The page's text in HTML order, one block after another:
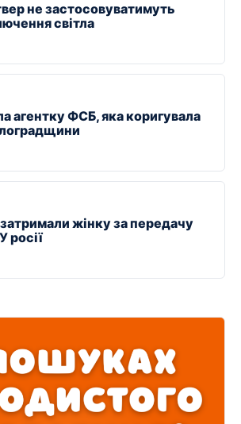
не застосовуватимуть
світла
агентку ФСБ, яка коригувала
жінку за передачу
росії